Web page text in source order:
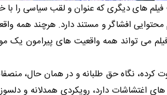
های دیگری که عنوان و لقب سیاسی را با
افشاگر و مستند دارد. هرچند همه
می تواند همه واقعیت های پیرامون یک
کرده، نگاه حق طلبانه و در همان حال،
دارد، رویکردی همدلانه و